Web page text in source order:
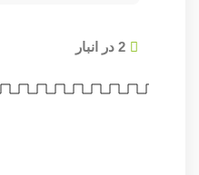
2 در انبار